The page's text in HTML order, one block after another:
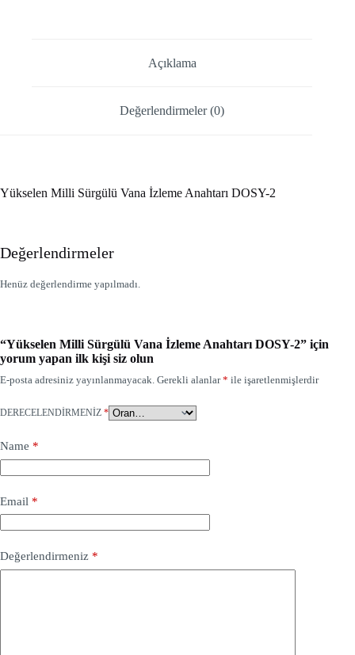
Açıklama
Değerlendirmeler (0)
Yükselen Milli Sürgülü Vana İzleme Anahtarı DOSY-2
Değerlendirmeler
Henüz değerlendirme yapılmadı.
“Yükselen Milli Sürgülü Vana İzleme Anahtarı DOSY-2” için
yorum yapan ilk kişi siz olun
E-posta adresiniz yayınlanmayacak. Gerekli alanlar* ile işaretlenmişlerdir
DERECELENDIRMENIZ *
Name *
Email *
Değerlendirmeniz *